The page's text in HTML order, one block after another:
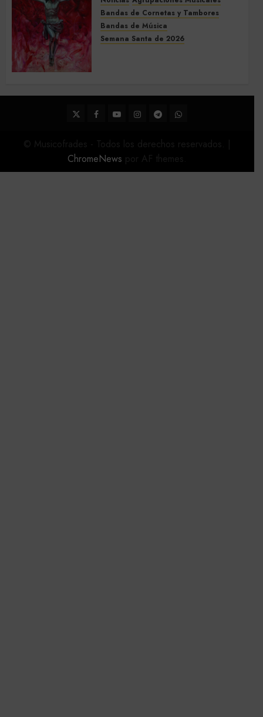
Bandas de Cornetas y Tambores
Bandas de Música
Semana Santa de 2026
22 DE FEBRERO DE 2026
0
TwitterFacebook
YoutubeInstagram
TelegramWhatsApp
ChromeNews